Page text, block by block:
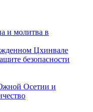
2015 г
2014 г(10)
11 июля
4 августа
и молитва в
Цхинвале
безопасности
Осетии и